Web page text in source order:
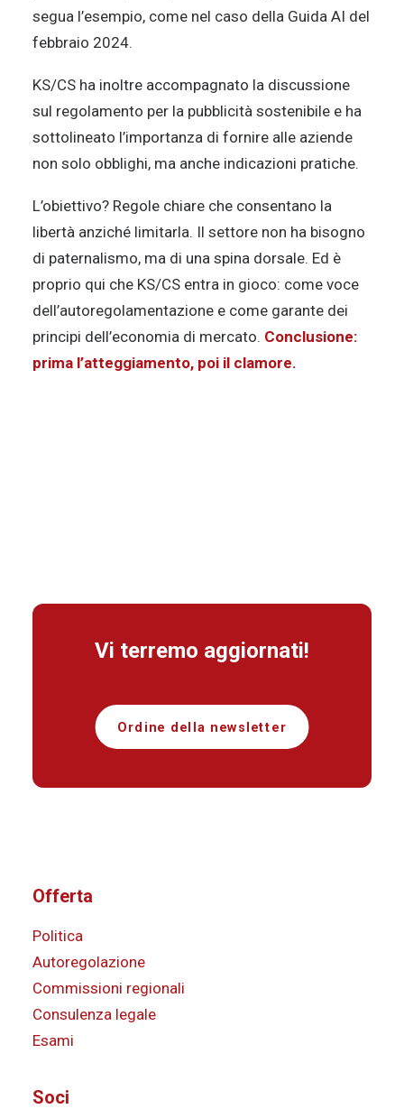
segua l’esempio, come nel caso della Guida AI del
febbraio 2024.
KS/CS ha inoltre accompagnato la discussione
sul regolamento per la pubblicità sostenibile e ha
sottolineato l’importanza di fornire alle aziende
non solo obblighi, ma anche indicazioni pratiche.
L’obiettivo? Regole chiare che consentano la
libertà anziché limitarla. Il settore non ha bisogno
di paternalismo, ma di una spina dorsale. Ed è
proprio qui che KS/CS entra in gioco: come voce
dell’autoregolamentazione e come garante dei
principi dell’economia di mercato. Conclusione:
prima l’atteggiamento, poi il clamore.
Vi terremo aggiornati!
Ordine della newsletter
Offerta
Politica
Autoregolazione
Commissioni regionali
Consulenza legale
Esami
Soci